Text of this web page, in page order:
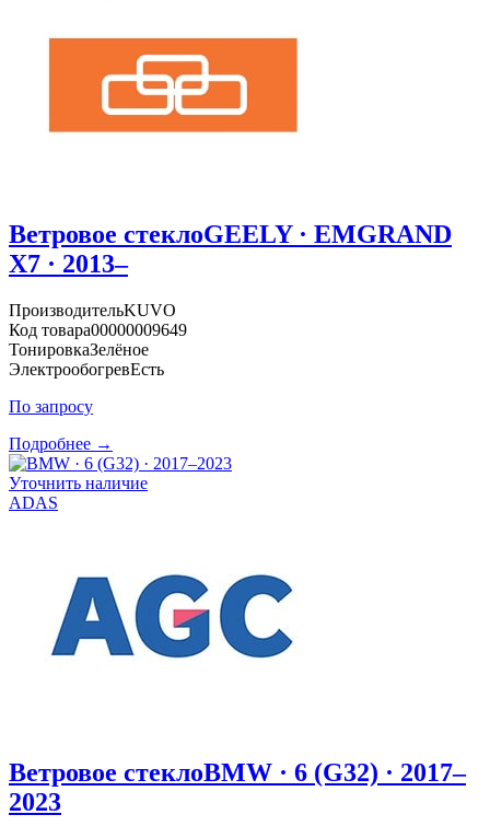
Ветровое стеклоGEELY · EMGRAND
X7 · 2013–
ПроизводительKUVO
Код товара00000009649
ТонировкаЗелёное
ЭлектрообогревЕсть
По запросу
Подробнее →
Уточнить наличие
ADAS
Ветровое стеклоBMW · 6 (G32) · 2017–
2023